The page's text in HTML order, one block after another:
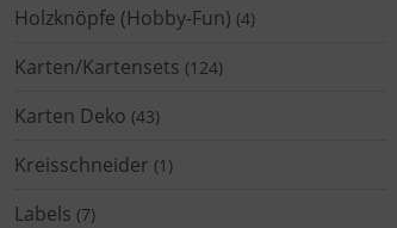
Holzknöpfe (Hobby-Fun) (4)
Karten/Kartensets (124)
Karten Deko (43)
Kreisschneider (1)
Labels (7)